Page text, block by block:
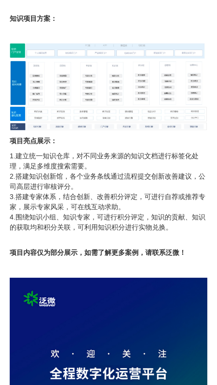
知识项目方案：
项目亮点展示：
1.建立统一知识仓库，对不同业务来源的知识文档进行标签化处
理，满足多维度搜索需要。
2.搭建知识创新馆，各个业务条线通过流程提交创新改善建议，公
司高层进行审核评分。
3.搭建专家体系，结合创新、改善积分评定，可进行自荐或推荐专
家，展示专家风采，可在线互动求助。
4.围绕知识小组、知识专家，可进行积分评定，知识的贡献、知识
的获取均和积分关联，可利用知识积分进行实物兑换。
项目内容仅为部分展示，如需了解更多案例，请联系泛微！